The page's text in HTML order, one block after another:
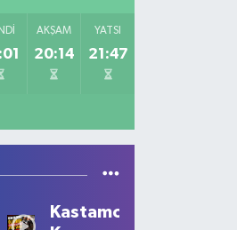
AKŞAM
20:14
YATSI
21:47
Kastamonu'da